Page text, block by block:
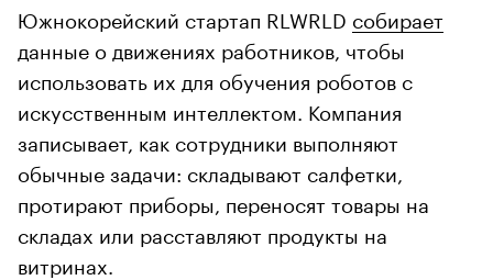
Южнокорейский стартап RLWRLD собирает
данные о движениях работников, чтобы
использовать их для обучения роботов с
искусственным интеллектом. Компания
записывает, как сотрудники выполняют
обычные задачи: складывают салфетки,
протирают приборы, переносят товары на
складах или расставляют продукты на
витринах.